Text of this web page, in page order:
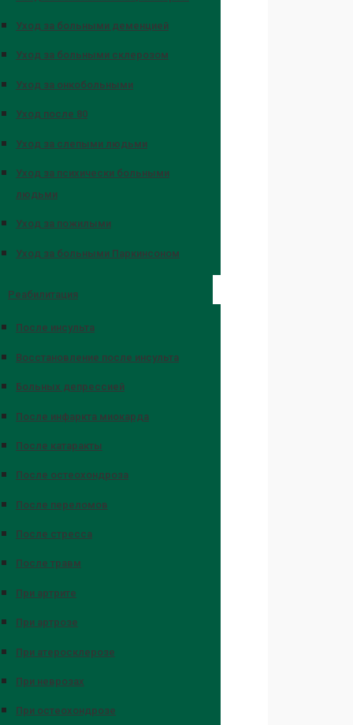
Уход за больными деменцией
Уход за больными склерозом
Уход за онкобольными
Уход после 80
Уход за слепыми людьми
Уход за психически больными
людьми
Уход за пожилыми
Уход за больными Паркинсоном
Реабилитация
После инсульта
Восстановление после инсульта
Больных депрессией
После инфаркта миокарда
После катаракты
После остеохондроза
После переломов
После стресса
После травм
При артрите
При артрозе
При атеросклерозе
При неврозах
При остеохондрозе